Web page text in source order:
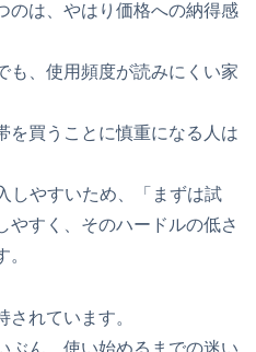
のは、やはり価格への納得感
も、使用頻度が読みにくい家
を買うことに慎重になる人は
しやすいため、「まずは試
やすく、そのハードルの低さ
されています。
ぶん、使い始めるまでの迷い